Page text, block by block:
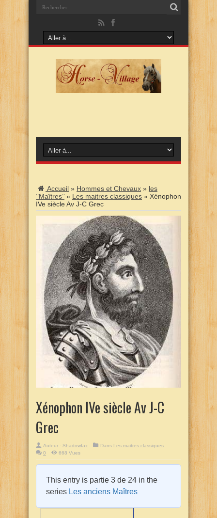
Accueil » Hommes et Chevaux » les
’’Maîtres’’ » Les maitres classiques » Xénophon
IVe siècle Av J-C Grec
Xénophon IVe siècle Av J-C
Grec
Auteur : Shadowfax Dans Les maitres classiques
0
668 Vues
This entry is partie 3 de 24 in the
series Les anciens Maîtres